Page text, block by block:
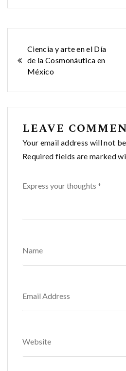
Navegación
de
entradas
Ciencia y arte en el Día
de la Cosmonáutica en
México
LEAVE
Your email address will not
Required fields are marked